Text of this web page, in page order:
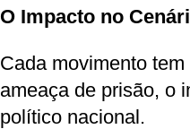
O Impacto no
Cada movimento
ameaça de prisão, o
político nacional.